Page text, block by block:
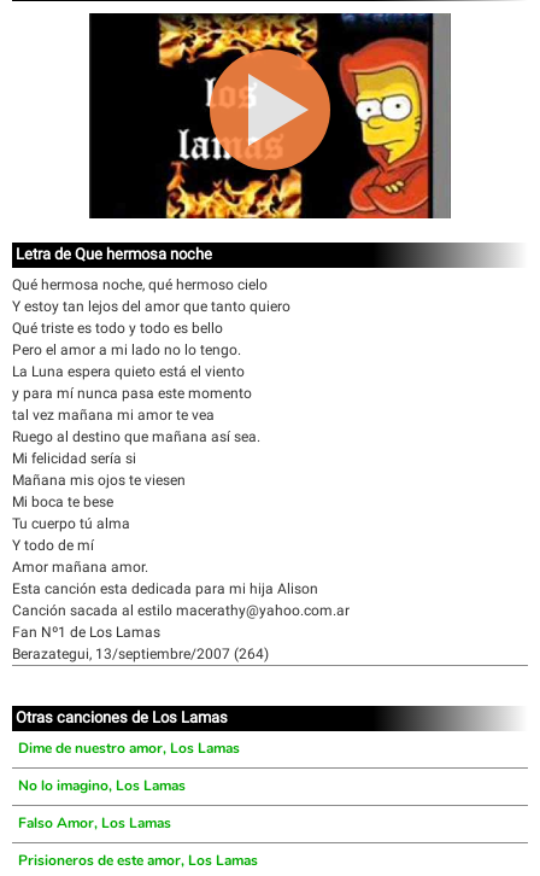
Letra de Que hermosa noche
Qué hermosa noche, qué hermoso cielo
Y estoy tan lejos del amor que tanto quiero
Qué triste es todo y todo es bello
Pero el amor a mi lado no lo tengo.
La Luna espera quieto está el viento
y para mí nunca pasa este momento
tal vez mañana mi amor te vea
Ruego al destino que mañana así sea.
Mi felicidad sería si
Mañana mis ojos te viesen
Mi boca te bese
Tu cuerpo tú alma
Y todo de mí
Amor mañana amor.
Esta canción esta dedicada para mi hija Alison
Canción sacada al estilo macerathy@yahoo.com.ar
Fan Nº1 de Los Lamas
Berazategui, 13/septiembre/2007 (264)
Otras canciones de Los Lamas
Dime de nuestro amor, Los Lamas
No lo imagino, Los Lamas
Falso Amor, Los Lamas
Prisioneros de este amor, Los Lamas